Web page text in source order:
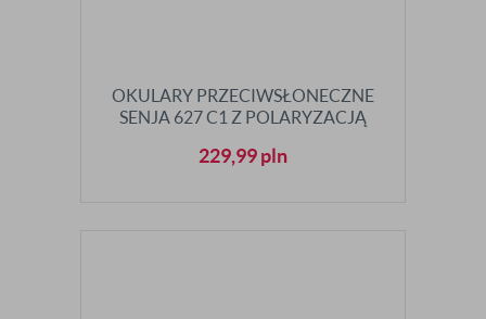
OKULARY PRZECIWSŁONECZNE
SENJA 627 C1 Z POLARYZACJĄ
229,99pln